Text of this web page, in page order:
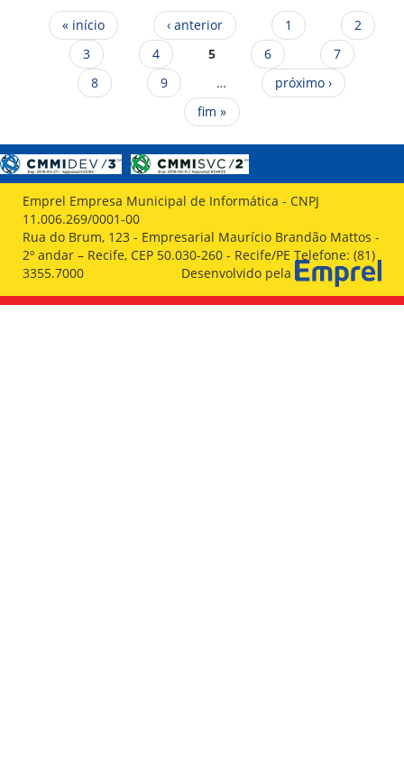
Páginas
« início ‹ anterior 1
2
3
4 5 6
7
8
9 …
próximo ›
fim »
Emprel Empresa Municipal de Informática - CNPJ
11.006.269/0001-00
Rua do Brum, 123 - Empresarial Maurício Brandão Mattos -
2º andar – Recife, CEP 50.030-260 - Recife/PE Telefone: (81)
3355.7000
Desenvolvido pela